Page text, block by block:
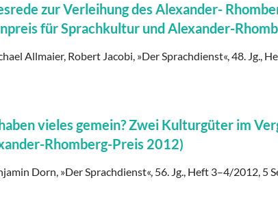
zur Verleihung des Alexander-
für Sprachkultur und Alexander-
Allmaier, Robert Jacobi, »Der Sprachdienst«, 48. Jg.,
vieles gemein? Zwei Kulturgüter im
Rhomberg-Preis 2012)
Dorn, »Der Sprachdienst«, 56. Jg., Heft 3–4/2012, 5